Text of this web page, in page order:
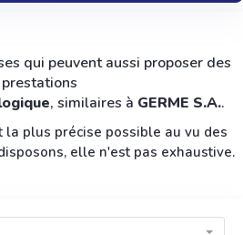
qui peuvent aussi proposer des
prestations
, similaires à GERME S.A..
la plus précise possible au vu des
elle n'est pas exhaustive.